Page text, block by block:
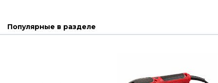
Популярные в разделе